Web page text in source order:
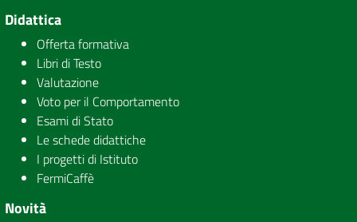
Didattica
Offerta formativa
Libri di Testo
Valutazione
Voto per il Comportamento
Esami di Stato
Le schede didattiche
I progetti di Istituto
FermiCaffè
Novità